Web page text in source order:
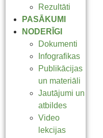
Rezultāti
PASĀKUMI
NODERĪGI
Dokumenti
Infografikas
Publikācijas
un materiāli
Jautājumi un
atbildes
Video
lekcijas